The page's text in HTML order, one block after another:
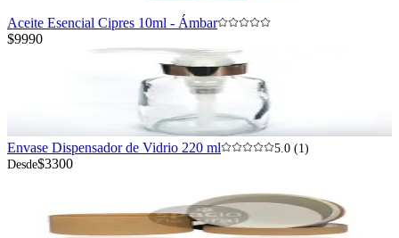
Aceite Esencial Cipres 10ml - Ámbar
$9990
Envase Dispensador de Vidrio 220 ml
5.0 (1)
Desde$3300